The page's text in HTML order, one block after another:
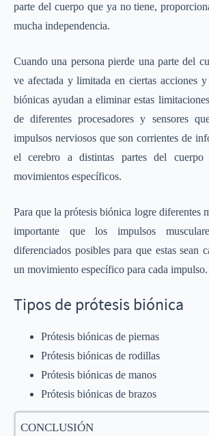
parte del cuerpo que ya no tiene,
mucha independencia.
Cuando una persona pierde una parte del
ve afectada y limitada en ciertas acciones y
biónicas ayudan a eliminar estas
de diferentes procesadores y sensores
impulsos nerviosos que son corrientes de
el cerebro a distintas partes del cuerpo
movimientos específicos.
Para que la prótesis biónica logre diferentes
importante que los impulsos
diferenciados posibles para que estas sean
un movimiento específico para cada impulso.
Tipos de prótesis biónica
Prótesis biónicas de piernas
Prótesis biónicas de rodillas
Prótesis biónicas de manos
Prótesis biónicas de brazos
CONCLUSIÓN